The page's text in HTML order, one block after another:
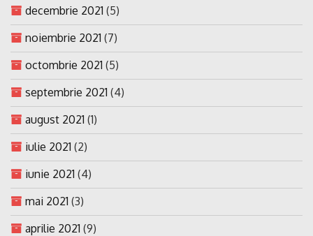
decembrie 2021 (5)
noiembrie 2021 (7)
octombrie 2021 (5)
septembrie 2021 (4)
august 2021 (1)
iulie 2021 (2)
iunie 2021 (4)
mai 2021 (3)
aprilie 2021 (9)